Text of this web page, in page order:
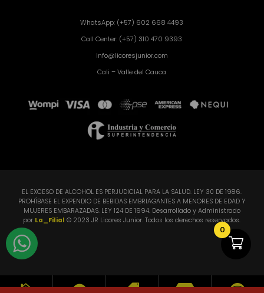
WhatsApp: (+57) 602 668 4493
Call Center: (+57) 310 470 9393
info@licoresjunior.com
Cali – Valle del Cauca
EL EXCESO DE ALCOHOL ES PERJUDICIAL PARA LA SALUD. LEY 30 DE 1986.
PROHÍBASE EL EXPENDIO DE BEBIDAS EMBRIAGANTES A MENORES DE EDAD Y
MUJERES EMBARAZADAS. LEY 124 DE 1994. Desarrollado y Administrado
por La_Filial © 2023 JR Licores Junior. Todos los derechos reservados.
0